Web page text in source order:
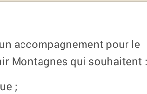
accompagnement pour le
Montagnes qui souhaitent :
;